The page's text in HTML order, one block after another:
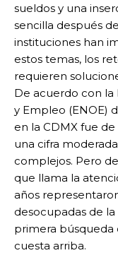
sueldos y una
sencilla después
instituciones han
estos temas, los
requieren
De acuerdo con la
y Empleo (ENOE)
en la CDMX fue
una cifra
complejos. Pero
que llama la
años
desocupadas de
primera búsqueda
cuesta arriba.